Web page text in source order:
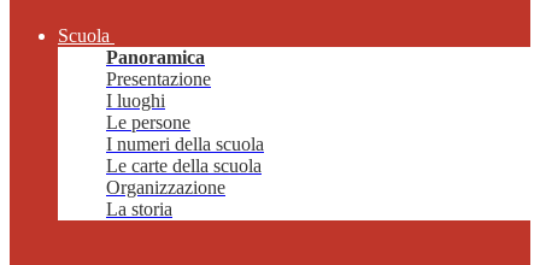
Scuola
Panoramica
Presentazione
I luoghi
Le persone
I numeri della scuola
Le carte della scuola
Organizzazione
La storia